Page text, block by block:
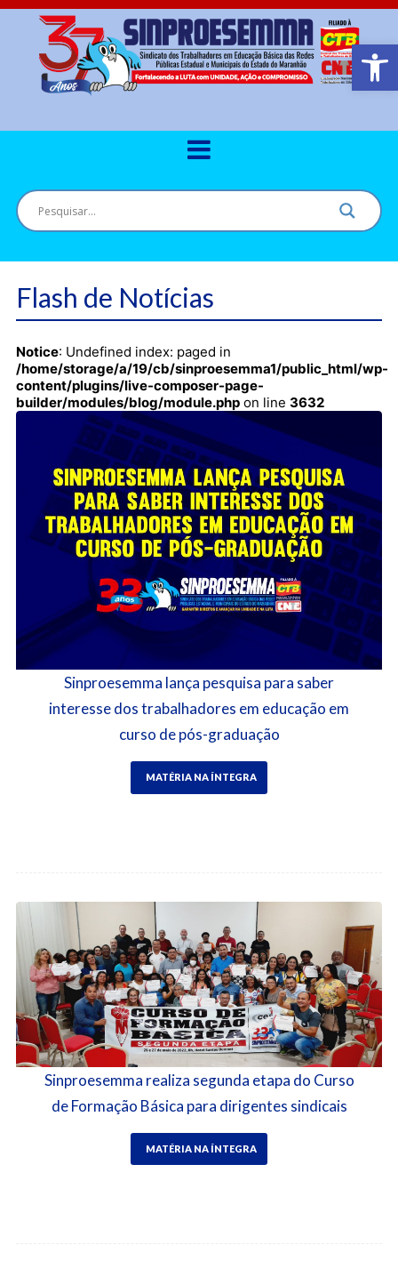
Barra de
Flash de Notícias
Notice: Undefined index: paged in
/home/storage/a/19/cb/sinproesemma1/public_html/wp-
content/plugins/live-composer-page-
builder/modules/blog/module.phpon line 3632
Sinproesemma lança pesquisa para saber
interesse dos trabalhadores em educação em
curso de pós-graduação
MATÉRIA NA ÍNTEGRA
Sinproesemma realiza segunda etapa do Curso
de Formação Básica para dirigentes sindicais
MATÉRIA NA ÍNTEGRA